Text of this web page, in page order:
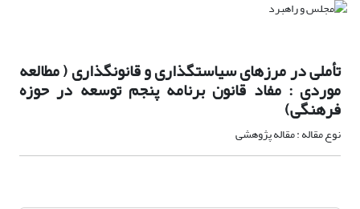
تأملی در مرزهای سیاستگذاری و قانونگذاری ( مطالعه
موردی : مفاد قانون برنامه پنجم توسعه در حوزه
فرهنگی)
نوع مقاله : مقاله پژوهشی